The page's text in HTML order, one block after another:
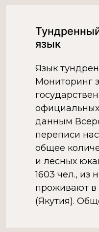
России, в
уникальные
самобытную
язык
Язык
Мониторинг
данным
переписи
общее
и лесных
1603 чел., из
проживают в
(Якутия).